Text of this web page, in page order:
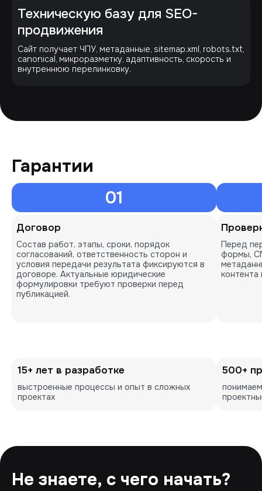
Техническую базу для SEO-
продвижения
Сайт получает ЧПУ, метаданные, sitemap.xml, robots.txt,
canonical, микроразметку, адаптивность, скорость и
внутреннюю перелинковку.
Гарантии
01
Договор
Состав работ, этапы, сроки, порядок
согласований, ответственность сторон и
условия передачи результата фиксируются в
договоре. Актуальные юридические
формулировки требуют проверки перед
публикацией.
Перед
формы,
контента
15+ лет в разработке
выстроенные процессы и опыт в сложных
проектах
500+
Не знаете, с чего начать?